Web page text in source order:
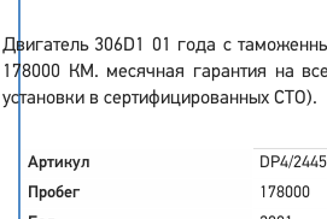
Двигатель 306D1 01 года с
178000 КМ. месячная гарантия на
установки в сертифицированных СТО).
Артикул
DP4/2445
Пробег
178000